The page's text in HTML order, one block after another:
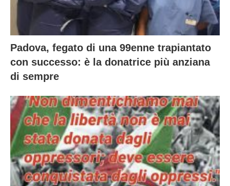
Padova, fegato di una 99enne trapiantato
con successo: è la donatrice più anziana
di sempre